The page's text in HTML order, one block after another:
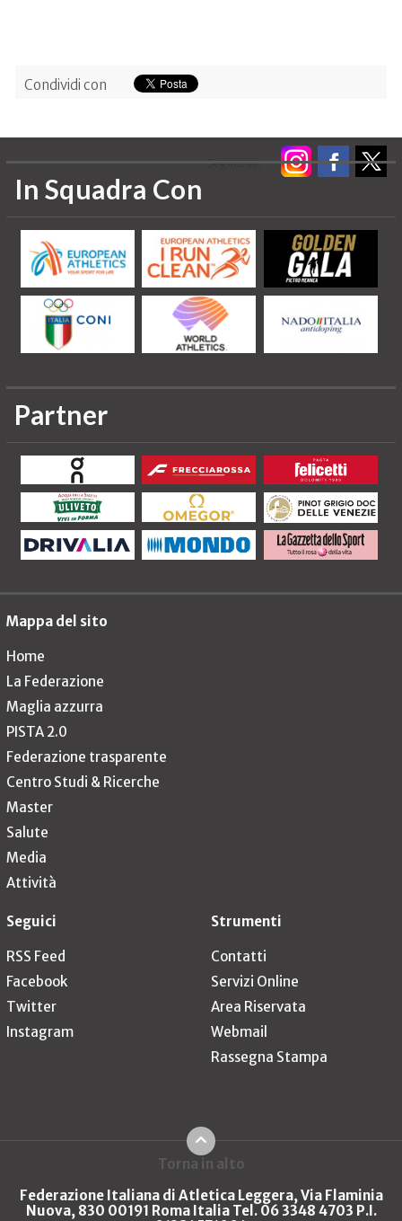
Condividi con
Seguici su:
In Squadra Con
Partner
Mappa del sito
Home
La Federazione
Maglia azzurra
PISTA 2.0
Federazione trasparente
Centro Studi & Ricerche
Master
Salute
Media
Attività
Seguici
RSS Feed
Facebook
Twitter
Instagram
Strumenti
Contatti
Servizi Online
Area Riservata
Webmail
Rassegna Stampa
Torna in alto
Federazione Italiana di Atletica Leggera, Via Flaminia
Nuova, 830 00191 Roma Italia Tel. 06 3348 4703 P.I.